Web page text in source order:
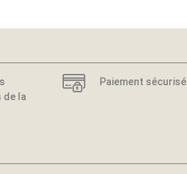
de la
Paiement sécurisé